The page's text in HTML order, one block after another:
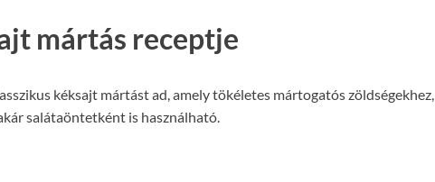
mártás receptje
kéksajt mártást ad, amely tökéletes mártogatós zöldségekhez,
salátaöntetként is használható.